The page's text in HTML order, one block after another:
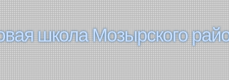
школа Мозырского
школа Мозырского